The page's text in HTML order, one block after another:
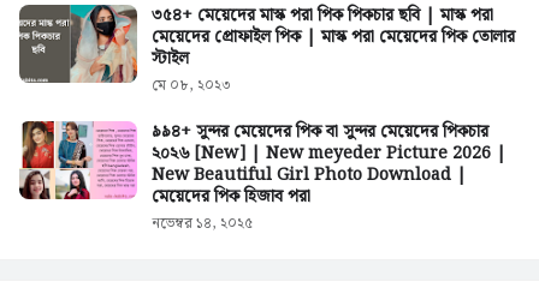
৩৫৪+ মেয়েদের মাস্ক পরা পিক পিকচার ছবি | মাস্ক পরা
মেয়েদের প্রোফাইল পিক | মাস্ক পরা মেয়েদের পিক তোলার
স্টাইল
মে ০৮, ২০২৩
৯৯৪+ সুন্দর মেয়েদের পিক বা সুন্দর মেয়েদের পিকচার
২০২৬ [New] | New meyeder Picture 2026 |
New Beautiful Girl Photo Download |
মেয়েদের পিক হিজাব পরা
নভেম্বর ১৪, ২০২৫